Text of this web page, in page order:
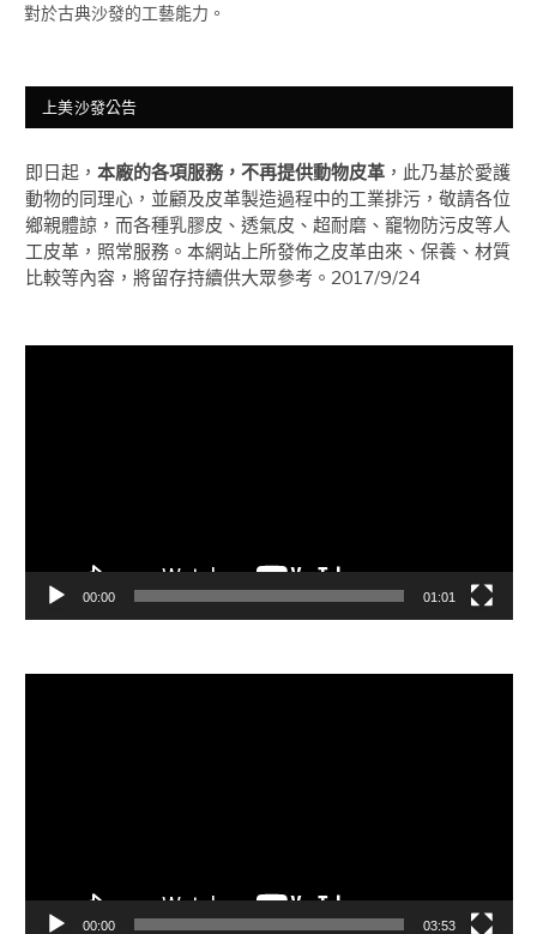
對於古典沙發的工藝能力。
上美沙發公告
即日起， 本廠的各項服務，不再提供動物皮革 ，此乃基於愛護
動物的同理心，並顧及皮革製造過程中的工業排污，敬請各位
鄉親體諒，而各種乳膠皮、透氣皮、超耐磨、竉物防污皮等人
工皮革，照常服務。本網站上所發佈之皮革由來、保養、材質
比較等內容，將留存持續供大眾參考。2017/9/24
00:00 01:01
00:00 03:53